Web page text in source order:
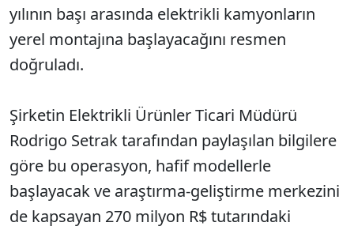
yılının başı arasında elektrikli kamyonların
yerel montajına başlayacağını resmen
doğruladı.
Şirketin Elektrikli Ürünler Ticari Müdürü
Rodrigo Setrak tarafından paylaşılan bilgilere
göre bu operasyon, hafif modellerle
başlayacak ve araştırma-geliştirme merkezini
de kapsayan 270 milyon R$ tutarındaki